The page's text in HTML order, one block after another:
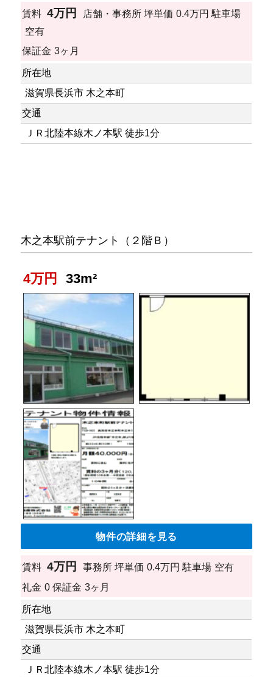
賃料 4万円 店舗・事務所 坪単価 0.4万円 駐車場
空有
保証金 3ヶ月
所在地
滋賀県長浜市 木之本町
交通
ＪＲ北陸本線木ノ本駅 徒歩1分
木之本駅前テナント（２階Ｂ）
4万円 33m²
物件の詳細を見る
賃料 4万円 事務所 坪単価 0.4万円 駐車場 空有
礼金 0 保証金 3ヶ月
所在地
滋賀県長浜市 木之本町
交通
ＪＲ北陸本線木ノ本駅 徒歩1分